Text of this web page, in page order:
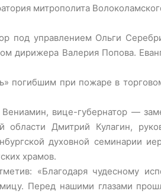
митрополита
под управлением Ольги
дирижера Валерия Попова.
погибшим при пожаре в
вице-губернатор —
области Дмитрий Кулагин,
духовной семинарии
храмов.
«Благодаря чудесному
Перед нашими глазами